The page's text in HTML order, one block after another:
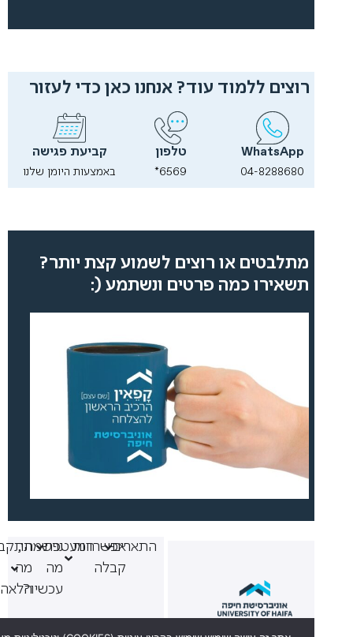
רוצים ללמוד עוד? אנחנו כאן כדי לעזור
WhatsApp
04-8288680
קביעת פגישה
באמצעות היומן שלנו
מתלבטים או רוצים לשמוע קצת יותר?
תשאירו כמה פרטים ונשתמע (:
התאריםאפשרויותהמעטפתנרשמתי,
מה
עכשיו?
התקבלתי,
מה
הלאה?